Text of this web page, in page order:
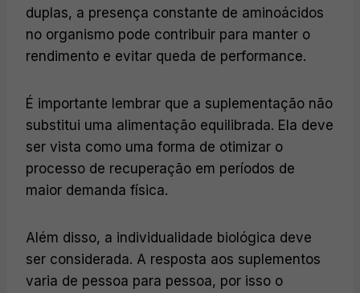
duplas, a presença constante de aminoácidos
no organismo pode contribuir para manter o
rendimento e evitar queda de performance.
É importante lembrar que a suplementação não
substitui uma alimentação equilibrada. Ela deve
ser vista como uma forma de otimizar o
processo de recuperação em períodos de
maior demanda física.
Além disso, a individualidade biológica deve
ser considerada. A resposta aos suplementos
varia de pessoa para pessoa, por isso o